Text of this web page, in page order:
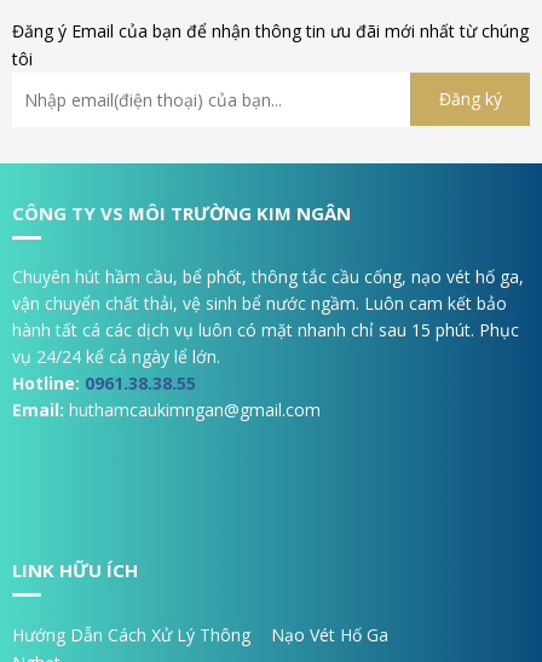
Đăng ý Email của bạn để nhận thông tin ưu đãi mới nhất từ chúng
tôi
CÔNG TY VS MÔI TRƯỜNG KIM NGÂN
Chuyên hút hầm cầu, bể phốt, thông tắc cầu cống, nạo vét hố ga,
vận chuyển chất thải, vệ sinh bể nước ngầm. Luôn cam kết bảo
hành tất cá các dịch vụ luôn có mặt nhanh chỉ sau 15 phút. Phục
vụ 24/24 kể cả ngày lể lớn.
Hotline: 0961.38.38.55
Email: huthamcaukimngan@gmail.com
LINK HỮU ÍCH
Hướng Dẫn Cách Xử Lý Thông
Nạo Vét Hố Ga